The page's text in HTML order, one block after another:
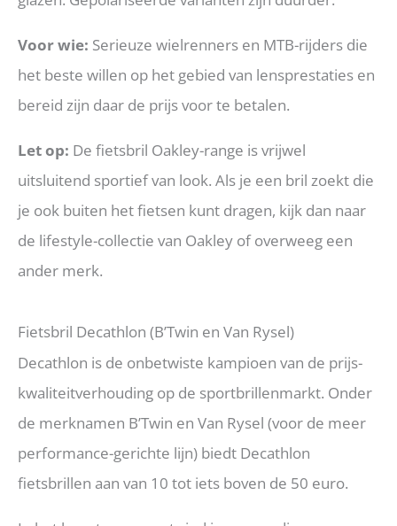
Voor wie: Serieuze wielrenners en MTB-rijders die
het beste willen op het gebied van lensprestaties en
bereid zijn daar de prijs voor te betalen.
Let op: De fietsbril Oakley-range is vrijwel
uitsluitend sportief van look. Als je een bril zoekt die
je ook buiten het fietsen kunt dragen, kijk dan naar
de lifestyle-collectie van Oakley of overweeg een
ander merk.
Fietsbril Decathlon (B’Twin en Van Rysel)
Decathlon is de onbetwiste kampioen van de prijs-
kwaliteitverhouding op de sportbrillenmarkt. Onder
de merknamen B’Twin en Van Rysel (voor de meer
performance-gerichte lijn) biedt Decathlon
fietsbrillen aan van 10 tot iets boven de 50 euro.